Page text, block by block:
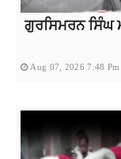
ਗੁਰਸਿਮਰਨ ਸਿੰਘ
Aug 07, 2026 7:48 Pm